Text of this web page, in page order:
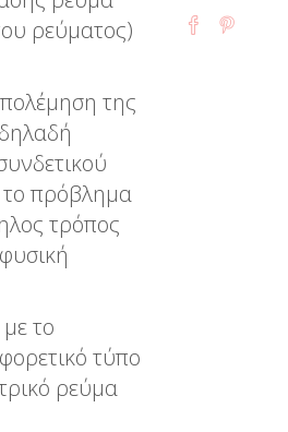
ρεύματος)
της
το πρόβλημα
τρόπος
το
τύπο
ρεύμα